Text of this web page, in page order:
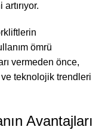
ömrü
vermeden önce,
teknolojik trendleri
Avantajları